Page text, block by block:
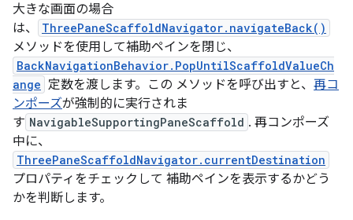
大きな画面の場合
は、
ThreePaneScaffoldNavigator.navigateBack()
メソッドを使用して補助ペインを閉じ、
BackNavigationBehavior.PopUntilScaffoldValueCh
ange 定数を渡します。この メソッドを呼び出すと、 再コ
ンポーズが強制的に実行されま
す NavigableSupportingPaneScaffold . 再コンポーズ
中に、
ThreePaneScaffoldNavigator.currentDestination
プロパティをチェックして 補助ペインを表示するかどう
かを判断します。